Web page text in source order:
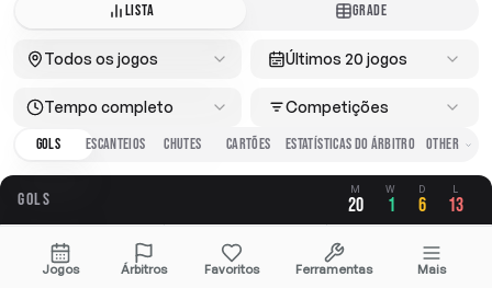
LISTA GRADE
Todos os jogos Últimos 20 jogos
Tempo completo
Competições
GOLS
ESCANTEIOS CHUTES CARTÕES ESTATÍSTICAS DO ÁRBITRO
GOLS M
20
W
1
D
6
L
13
GERAL
2.45
A FAVOR
0.65
CONTRA
1.80
Jogos Árbitros Favoritos Ferramentas Mais